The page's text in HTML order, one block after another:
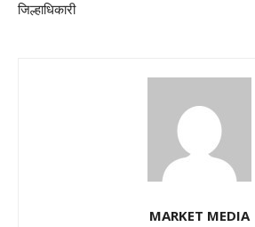
जिल्हाधिकारी
MARKET MEDIA